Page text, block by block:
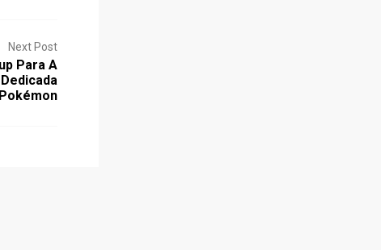
Next Post
Para A